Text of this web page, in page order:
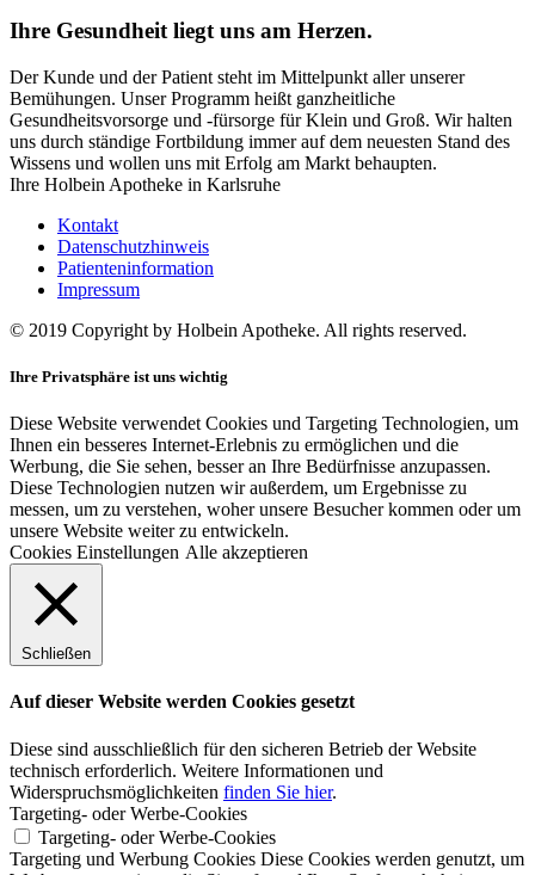
Ihre Gesundheit liegt uns am Herzen.
Der Kunde und der Patient steht im Mittelpunkt aller unserer
Bemühungen. Unser Programm heißt ganzheitliche
Gesundheitsvorsorge und -fürsorge für Klein und Groß. Wir halten
uns durch ständige Fortbildung immer auf dem neuesten Stand des
Wissens und wollen uns mit Erfolg am Markt behaupten.
Ihre Holbein Apotheke in Karlsruhe
Kontakt
Datenschutzhinweis
Patienteninformation
Impressum
© 2019 Copyright by Holbein Apotheke. All rights reserved.
Ihre Privatsphäre ist uns wichtig
Diese Website verwendet Cookies und Targeting Technologien, um
Ihnen ein besseres Internet-Erlebnis zu ermöglichen und die
Werbung, die Sie sehen, besser an Ihre Bedürfnisse anzupassen.
Diese Technologien nutzen wir außerdem, um Ergebnisse zu
messen, um zu verstehen, woher unsere Besucher kommen oder um
unsere Website weiter zu entwickeln.
Cookies Einstellungen Alle akzeptieren
Schließen
Auf dieser Website werden Cookies gesetzt
Diese sind ausschließlich für den sicheren Betrieb der Website
technisch erforderlich. Weitere Informationen und
Widerspruchsmöglichkeiten finden Sie hier.
Targeting- oder Werbe-Cookies
Targeting- oder Werbe-Cookies
Targeting und Werbung Cookies Diese Cookies werden genutzt, um